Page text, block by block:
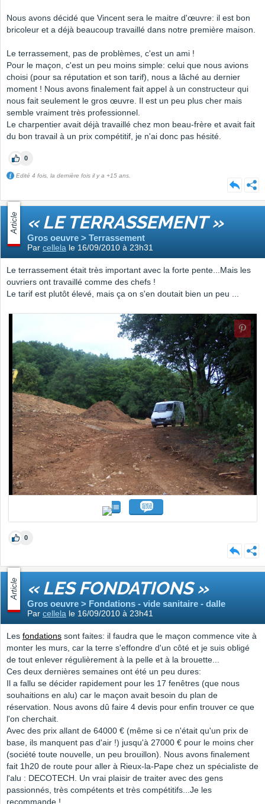
Nous avons décidé que Vincent sera le maitre d'œuvre: il est bon
bricoleur et a déjà beaucoup travaillé dans notre première maison.
Le terrassement, pas de problèmes, c'est un ami !
Pour le maçon, c'est un peu moins simple: celui que nous avions
choisi (pour sa réputation et son tarif), nous a lâché au dernier
moment ! Nous avons finalement fait appel à un constructeur qui
nous fait seulement le gros œuvre. Il est un peu plus cher mais
semble vraiment très professionnel.
Le charpentier avait déjà travaillé chez mon beau-frère et avait fait
du bon travail à un prix compétitif, je n'ai donc pas hésité.
0
Edité 4 fois, la dernière fois il y a +15 ans.
Article « LE TERRASSEMENT »
Gros oeuvre > Terrassement
Par cellela le 16/09/2010 à 23h31
Le terrassement était très important avec la forte pente...Mais les
ouvriers ont travaillé comme des chefs !
Le tarif est plutôt élevé, mais ça on s'en doutait bien un peu ...
0
Article « LES FONDATIONS »
Gros oeuvre > Fondations - vide sanitaire - dalle
Par cellela le 16/09/2010 à 23h41
Les fondations sont faites: il faudra que le maçon commence vite à
monter les murs, car la terre s'effondre d'un côté et je suis obligé
de tout enlever régulièrement à la pelle et à la brouette...
Ces deux dernières semaines ont été un peu dures:
Il a fallu se décider rapidement pour les 17 fenêtres (que nous
souhaitions en alu) car le maçon avait besoin du plan de
réservation. Nous avons dû faire 4 devis pour enfin trouver ce que
l'on cherchait.
Avec des prix allant de 64000 € (même si ce n'était qu'un prix de
base, ils manquent pas d'air !) jusqu'à 27000 € pour le moins cher
(société toute nouvelle, un peu brouillon). Nous avons finalement
fait 1h20 de route pour aller à Rieux-la-Pape chez un spécialiste de
l'alu : DECOTECH. Un vrai plaisir de traiter avec des gens
passionnés, très compétents et très compétitifs...Je les
recommande !